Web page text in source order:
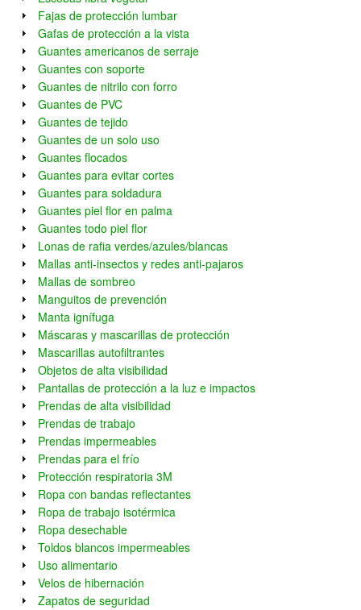
Fajas de protección lumbar
Gafas de protección a la vista
Guantes americanos de serraje
Guantes con soporte
Guantes de nitrilo con forro
Guantes de PVC
Guantes de tejido
Guantes de un solo uso
Guantes flocados
Guantes para evitar cortes
Guantes para soldadura
Guantes piel flor en palma
Guantes todo piel flor
Lonas de rafia verdes/azules/blancas
Mallas anti-insectos y redes anti-pajaros
Mallas de sombreo
Manguitos de prevención
Manta ignífuga
Máscaras y mascarillas de protección
Mascarillas autofiltrantes
Objetos de alta visibilidad
Pantallas de protección a la luz e impactos
Prendas de alta visibilidad
Prendas de trabajo
Prendas impermeables
Prendas para el frío
Protección respiratoria 3M
Ropa con bandas reflectantes
Ropa de trabajo isotérmica
Ropa desechable
Toldos blancos impermeables
Uso alimentario
Velos de hibernación
Zapatos de seguridad